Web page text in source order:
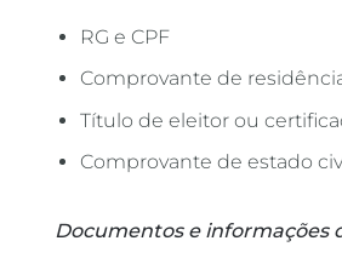
RG e CPF
Comprovante de
Título de eleitor ou
Comprovante de estado
Documentos e informações